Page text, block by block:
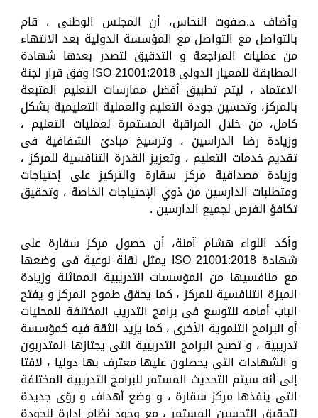
وأضاف د.صفوت النحاس، أن المجلس الوطنى ، قام
بالتواصل مع التواصل مع المؤسسة الدولية بعد الانتهاء
من عمليات المراجعة و التدقيق لتصدر بعدها شهادة
المطابقة للمعيار الدولى ISO 21001:2018 وفق قرار لجنة
الاعتماد ، ليتم تطبيق أفضل ممارسات التعليم المتبعة
بالمركز، وتحسين جودة التعليم والعملية التعليمية بشكل
كامل، من خلال المراقبة المستمرة لعمليات التعليم ،
وزيادة رضا الدراسين ، وترسيخ مبادئ الشفافية فى
تقديم خدمات التعليم ، وتعزيز القدرة التنافسية للمركز ،
وزيادة مصداقية مركز سقارة والتركيز على إحتياجات
ومتطلبات الدارسين من ذوي الإحتياجات الخاصة ، وتحقيق
تكافؤ الفرص لجميع الدارسين .
وأكد اللواء هشام آمنة، أن حصول مركز سقارة على
شهادة ISO 21001:2018 يمثل نقلة نوعية فى وضعها
مع منافسيها من المؤسسات التدريبية المماثلة وزيادة
الميزة التنافسية للمركز ، كما يحقق طموح المركز و يفتح
الباب أمامه للتوسع فى برامج التدريب المختلفة للمحليات
أو البرامج التنموية الأخرى ، كما يزيد الثقة فيه كمؤسسة
تدريبية ، و تصبح البرامج التدريبية التى يجتازها المتدربون
و الشهادات التى يحصلون عليها معترف بها دوليا ، لافتا
إلى أنه سيتم التحديث المستمر للبرامج التدريبية المختلفة
التى ينفذها مركز سقارة ، و وضع أهداف و رؤى جديدة